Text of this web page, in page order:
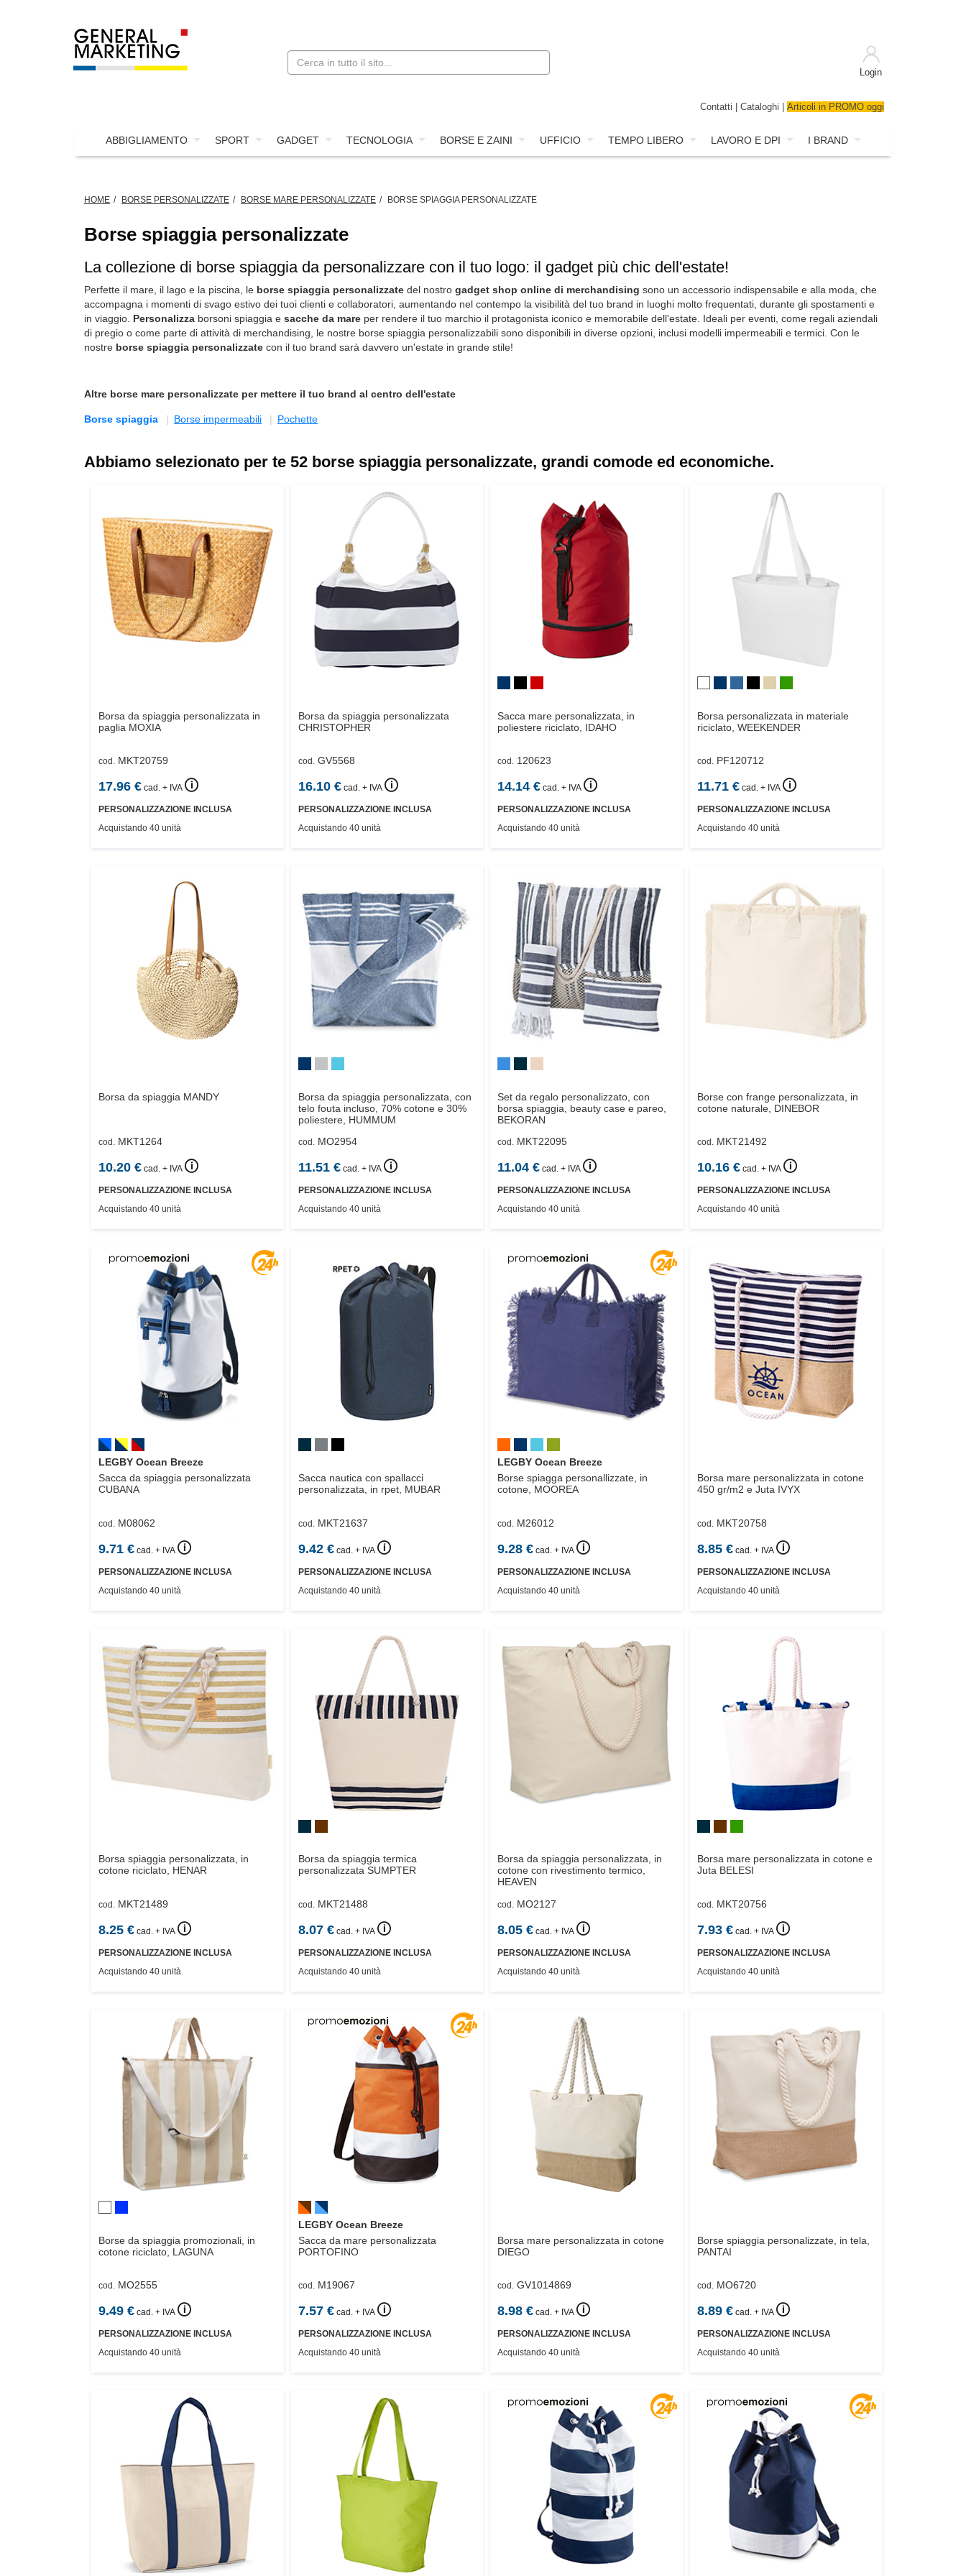
Login
Contatti Cataloghi Articoli in PROMO oggi
ABBIGLIAMENTO SPORT GADGET TECNOLOGIA BORSE E ZAINI UFFICIO TEMPO LIBERO LAVORO E DPI I BRAND
HOME BORSE PERSONALIZZATE BORSE MARE PERSONALIZZATE BORSE SPIAGGIA PERSONALIZZATE
Borse spiaggia personalizzate
La collezione di borse spiaggia da personalizzare con il tuo logo: il gadget più chic dell'estate!
Perfette il mare, il lago e la piscina, le borse spiaggia personalizzate del nostro gadget shop online di merchandising sono un accessorio indispensabile e alla moda, che
accompagna i momenti di svago estivo dei tuoi clienti e collaboratori, aumentando nel contempo la visibilità del tuo brand in luoghi molto frequentati, durante gli spostamenti e
in viaggio. Personalizza borsoni spiaggia e sacche da mare per rendere il tuo marchio il protagonista iconico e memorabile dell'estate. Ideali per eventi, come regali aziendali
di pregio o come parte di attività di merchandising, le nostre borse spiaggia personalizzabili sono disponibili in diverse opzioni, inclusi modelli impermeabili e termici. Con le
nostre borse spiaggia personalizzate con il tuo brand sarà davvero un'estate in grande stile!
Altre borse mare personalizzate per mettere il tuo brand al centro dell'estate
Borse spiaggia Borse impermeabili Pochette
Abbiamo selezionato per te 52 borse spiaggia personalizzate, grandi comode ed economiche.
Borsa da spiaggia personalizzata in
paglia MOXIA
cod. MKT20759
17.96 € cad. + IVA 🛈
PERSONALIZZAZIONE INCLUSA
Acquistando 40 unità
Borsa da spiaggia personalizzata
CHRISTOPHER
cod. GV5568
16.10€ cad. + IVA 🛈
PERSONALIZZAZIONE INCLUSA
Acquistando 40 unità
Sacca mare personalizzata, in
poliestere riciclato, IDAHO
cod. 120623
14.14 € cad. + IVA 🛈
PERSONALIZZAZIONE INCLUSA
Acquistando 40 unità
Borsa personalizzata in materiale
riciclato, WEEKENDER
cod. PF120712
11.71€ cad. + IVA 🛈
PERSONALIZZAZIONE INCLUSA
Acquistando 40 unità
Borsa da spiaggia MANDY
cod. MKT1264
10.20 € cad. + IVA 🛈
PERSONALIZZAZIONE INCLUSA
Acquistando 40 unità
Borsa da spiaggia personalizzata, con
telo fouta incluso, 70% cotone e 30%
poliestere, HUMMUM
cod. MO2954
11.51€ cad. + IVA 🛈
PERSONALIZZAZIONE INCLUSA
Acquistando 40 unità
Set da regalo personalizzato, con
borsa spiaggia, beauty case e pareo,
BEKORAN
cod. MKT22095
11.04 € cad. + IVA 🛈
PERSONALIZZAZIONE INCLUSA
Acquistando 40 unità
Borse con frange personalizzata, in
cotone naturale, DINEBOR
cod. MKT21492
10.16€ cad. + IVA 🛈
PERSONALIZZAZIONE INCLUSA
Acquistando 40 unità
LEGBY Ocean Breeze
Sacca da spiaggia personalizzata
CUBANA
cod. M08062
9.71 € cad. + IVA 🛈
PERSONALIZZAZIONE INCLUSA
Acquistando 40 unità
Sacca nautica con spallacci
personalizzata, in rpet, MUBAR
cod. MKT21637
9.42€ cad. + IVA 🛈
PERSONALIZZAZIONE INCLUSA
Acquistando 40 unità
LEGBY Ocean Breeze
Borse spiagga personallizzate, in
cotone, MOOREA
cod. M26012
9.28 € cad. + IVA 🛈
PERSONALIZZAZIONE INCLUSA
Acquistando 40 unità
Borsa mare personalizzata in cotone
450 gr/m2 e Juta IVYX
cod. MKT20758
8.85€ cad. + IVA 🛈
PERSONALIZZAZIONE INCLUSA
Acquistando 40 unità
Borsa spiaggia personalizzata, in
cotone riciclato, HENAR
cod. MKT21489
8.25 € cad. + IVA 🛈
PERSONALIZZAZIONE INCLUSA
Acquistando 40 unità
Borsa da spiaggia termica
personalizzata SUMPTER
cod. MKT21488
8.07€ cad. + IVA 🛈
PERSONALIZZAZIONE INCLUSA
Acquistando 40 unità
Borsa da spiaggia personalizzata, in
cotone con rivestimento termico,
HEAVEN
cod. MO2127
8.05 € cad. + IVA 🛈
PERSONALIZZAZIONE INCLUSA
Acquistando 40 unità
Borsa mare personalizzata in cotone e
Juta BELESI
cod. MKT20756
7.93€ cad. + IVA 🛈
PERSONALIZZAZIONE INCLUSA
Acquistando 40 unità
Borse da spiaggia promozionali, in
cotone riciclato, LAGUNA
cod. MO2555
9.49 € cad. + IVA 🛈
PERSONALIZZAZIONE INCLUSA
Acquistando 40 unità
LEGBY Ocean Breeze
Sacca da mare personalizzata
PORTOFINO
cod. M19067
7.57€ cad. + IVA 🛈
PERSONALIZZAZIONE INCLUSA
Acquistando 40 unità
Borsa mare personalizzata in cotone
DIEGO
cod. GV1014869
8.98 € cad. + IVA 🛈
PERSONALIZZAZIONE INCLUSA
Acquistando 40 unità
Borse spiaggia personalizzate, in tela,
PANTAI
cod. MO6720
8.89€ cad. + IVA 🛈
PERSONALIZZAZIONE INCLUSA
Acquistando 40 unità